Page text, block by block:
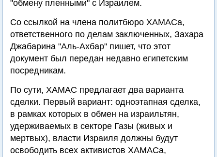
"обмену пленными" с Израилем.
Со ссылкой на члена политбюро ХАМАСа,
ответственного по делам заключенных, Захара
Джабарина "Аль-Ахбар" пишет, что этот
документ был передан недавно египетским
посредникам.
По сути, ХАМАС предлагает два варианта
сделки. Первый вариант: одноэтапная сделка,
в рамках которых в обмен на израильтян,
удерживаемых в секторе Газы (живых и
мертвых), власти Израиля должны будут
освободить всех активистов ХАМАСа,